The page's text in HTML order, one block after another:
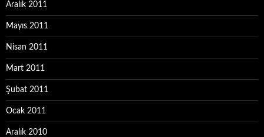
Aralık 2011
Mayıs 2011
Nisan 2011
Mart 2011
Şubat 2011
Ocak 2011
Aralık 2010